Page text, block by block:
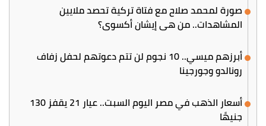
صورة لمحمد صلاح مع فتاة تركية تحصد ملايين
المشاهدات.. من هي إيشان أكسوي؟
أبرزهم ميسي.. 10 نجوم لن تتم دعوتهم لحفل زفاف
رونالدو وجورجينا
أسعار الذهب في مصر اليوم السبت.. عيار 21 يقفز 130
جنيهًا